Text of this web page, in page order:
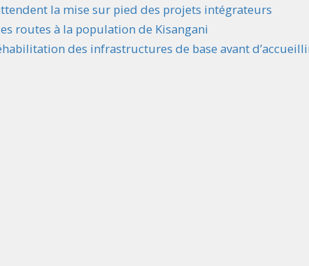
la mise sur pied des projets intégrateurs
routes à la population de Kisangani
des infrastructures de base avant d’accueillir